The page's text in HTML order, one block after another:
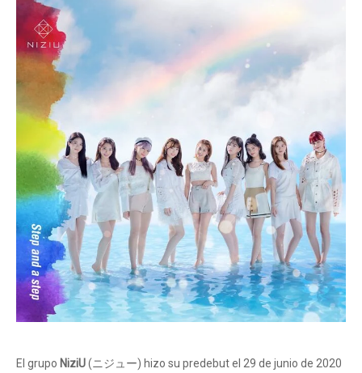
El grupo NiziU(ニジュー) hizo su predebut el 29 de junio de 2020